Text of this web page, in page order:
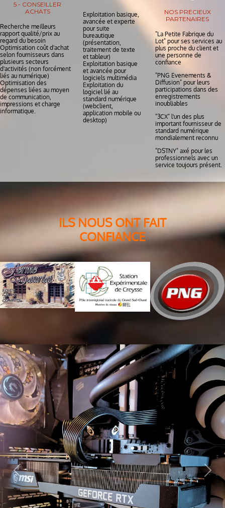
5 - CONSEILLER
ACHATS
Recherche meilleurs
rapport qualité/prix au
regard du besoin
Optimisation coût d'achat
selon fournisseurs dans
plusieurs secteurs
d'activités (non forcément
liés au numérique)
Optimisation des
dépenses liées au moyen
de communication,
impressions et charge
informatique.
Exploitation basique,
avancée et experte
pour suite
bureautique
(présentation,
traitement de texte
et tableur)
Exploitation basique
et avancée pour
logiciels multimédia
Exploitation du
logiciel lié au
standard numérique
(webclient,
application mobile ou
desktop)
NOS PRECIEUX
PARTENAIRES
"La Petite Fabrique du
Lot" pour ses services au
plus proche du client et
une personne de
confiance
"PNG Evenements &
Diffusion" pour leurs
participations dans des
enregistrements
inoubliables
"3CX" l'un des plus
important fournisseur de
standard numérique
mondialement reconnu
"DSTNY" axé pour les
professionnels avec un
service toujours présent.
ILS NOUS ONT FAIT
CONFIANCE
Previous Next